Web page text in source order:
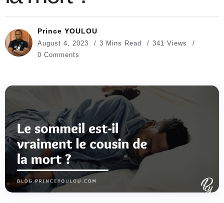
Prince YOULOU
August 4, 2023 3 Mins Read
341 Views
0 Comments